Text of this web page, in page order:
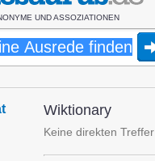
UND ASSOZIATIONEN
Wiktionary
Keine direkten Treffer